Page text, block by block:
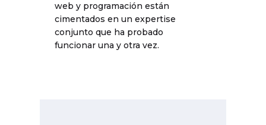
web y programación están
cimentados en un expertise
conjunto que ha probado
funcionar una y otra vez.